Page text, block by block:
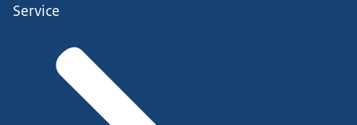
Service